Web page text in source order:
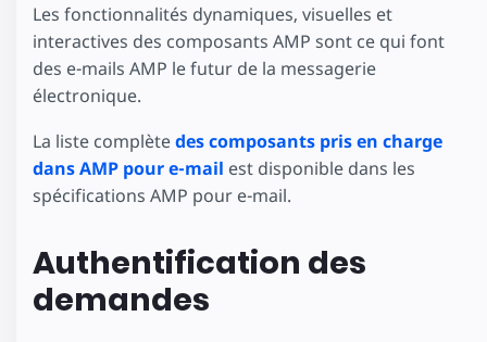
Les fonctionnalités dynamiques, visuelles et
interactives des composants AMP sont ce qui font
des e-mails AMP le futur de la messagerie
électronique.
La liste complètedes composants pris en charge
dans AMP pour e-mail est disponible dans les
spécifications AMP pour e-mail.
Authentification des
demandes